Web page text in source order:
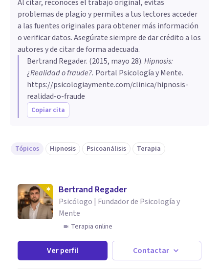
Al citar, reconoces el trabajo original, evitas
problemas de plagio y permites a tus lectores acceder
a las fuentes originales para obtener más información
o verificar datos. Asegúrate siempre de dar crédito a los
autores y de citar de forma adecuada.
Bertrand Regader. (2015, mayo 28).Hipnosis:
¿Realidad o fraude?. Portal Psicología y Mente.
https://psicologiaymente.com/clinica/hipnosis-
realidad-o-fraude
Copiar cita
Tópicos Hipnosis Psicoanálisis Terapia
Bertrand Regader
Psicólogo | Fundador de Psicología y
Mente
Terapia online
Ver perfil Contactar